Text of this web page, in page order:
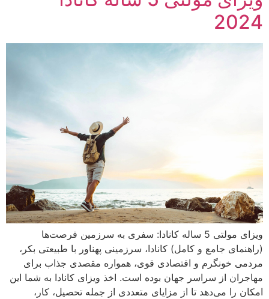
2024
ویزای مولتی 5 ساله کانادا: سفری به سرزمین فرصت‌ها
(راهنمای جامع و کامل) کانادا، سرزمینی پهناور با طبیعتی بکر،
مردمی خونگرم و اقتصادی قوی، همواره مقصدی جذاب برای
مهاجران از سراسر جهان بوده است. اخذ ویزای کانادا به شما این
امکان را می‌دهد تا از مزایای متعددی از جمله تحصیل، کار،